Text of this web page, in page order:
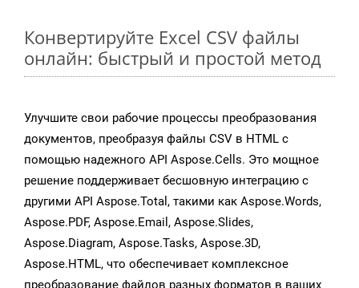
Конвертируйте Excel CSV файлы
онлайн: быстрый и простой метод
Улучшите свои рабочие процессы преобразования
документов, преобразуя файлы CSV в HTML с
помощью надежного API Aspose.Cells. Это мощное
решение поддерживает бесшовную интеграцию с
другими API Aspose.Total, такими как Aspose.Words,
Aspose.PDF, Aspose.Email, Aspose.Slides,
Aspose.Diagram, Aspose.Tasks, Aspose.3D,
Aspose.HTML, что обеспечивает комплексное
преобразование файлов разных форматов в ваших